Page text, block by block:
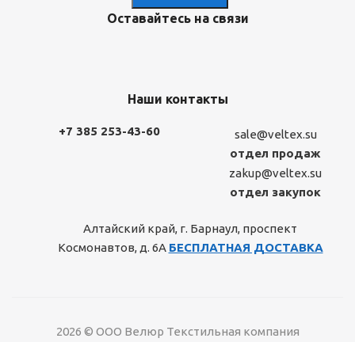
Оставайтесь на связи
Наши контакты
+7 385 253-43-60
sale@veltex.su
отдел продаж
zakup@veltex.su
отдел закупок
Алтайский край, г. Барнаул, проспект
Космонавтов, д. 6А БЕСПЛАТНАЯ ДОСТАВКА
2026 © ООО Велюр Текстильная компания